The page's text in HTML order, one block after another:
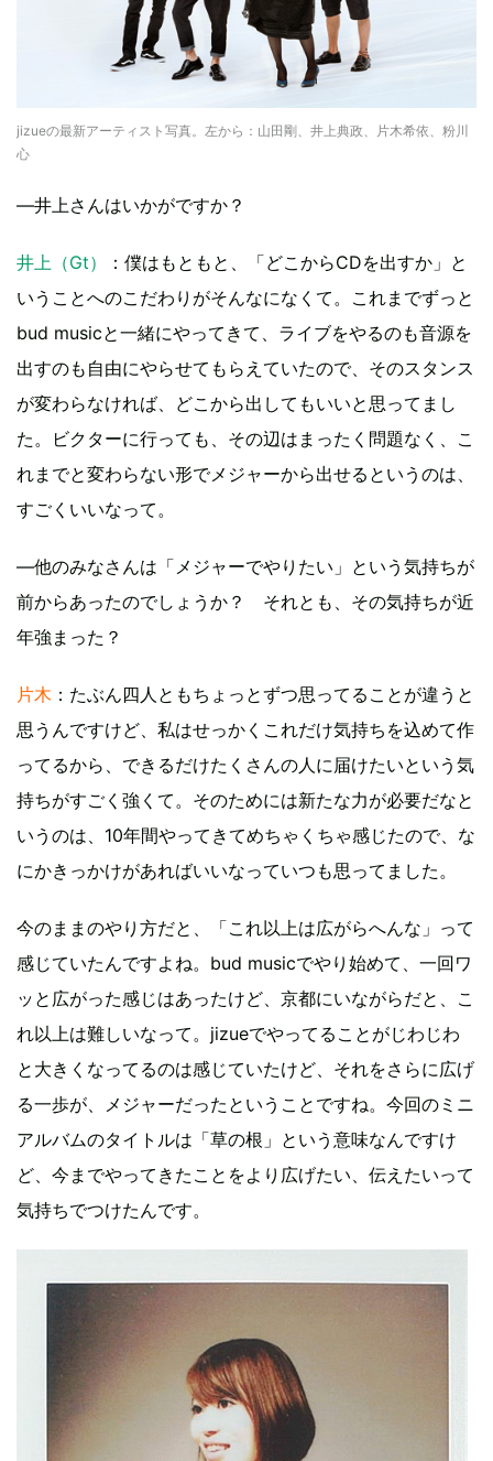
jizueの最新アーティスト写真。左から：山田剛、井上典政、片木希依、粉川
心
―井上さんはいかがですか？
井上（Gt）
：僕はもともと、「どこからCDを出すか」と
いうことへのこだわりがそんなになくて。これまでずっと
bud musicと一緒にやってきて、ライブをやるのも音源を
出すのも自由にやらせてもらえていたので、そのスタンス
が変わらなければ、どこから出してもいいと思ってまし
た。ビクターに行っても、その辺はまったく問題なく、こ
れまでと変わらない形でメジャーから出せるというのは、
すごくいいなって。
―他のみなさんは「メジャーでやりたい」という気持ちが
前からあったのでしょうか？ それとも、その気持ちが近
年強まった？
片木 ：たぶん四人ともちょっとずつ思ってることが違うと
思うんですけど、私はせっかくこれだけ気持ちを込めて作
ってるから、できるだけたくさんの人に届けたいという気
持ちがすごく強くて。そのためには新たな力が必要だなと
いうのは、10年間やってきてめちゃくちゃ感じたので、な
にかきっかけがあればいいなっていつも思ってました。
今のままのやり方だと、「これ以上は広がらへんな」って
感じていたんですよね。bud musicでやり始めて、一回ワ
ッと広がった感じはあったけど、京都にいながらだと、こ
れ以上は難しいなって。jizueでやってることがじわじわ
と大きくなってるのは感じていたけど、それをさらに広げ
る一歩が、メジャーだったということですね。今回のミニ
アルバムのタイトルは「草の根」という意味なんですけ
ど、今までやってきたことをより広げたい、伝えたいって
気持ちでつけたんです。